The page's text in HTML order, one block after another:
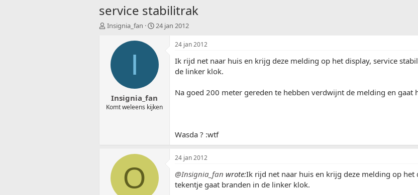
service stabilitrak
T
t
Insignia_fan
S
r
d
a
u
m
24 jan 2012
I
Insignia_fan
Komt weleens kijken
24 jan 2012
Ik rijd net naar huis en krijg deze melding op het display, service
de linker klok.
Na goed 200 meter gereden te hebben verdwijnt de melding en gaat
Wasda ? :wtf
O
24 jan 2012
@Insignia_fan wrote:Ik rijd net naar huis en krijg deze melding op het
tekentje gaat branden in de linker klok.